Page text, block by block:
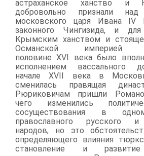
астраханское ханство и
добровольно признали
московского царя Ивана IV
законного Чингизида, и
Крымским ханством и
Османской
половинеXVI века было
исполнением вассального
началеXVII века в
сменилась правящая
Рюриковичам пришли
чего изменились
сосуществования в
православного русского и
народов, но это
определяющего влияния
становление и развитие